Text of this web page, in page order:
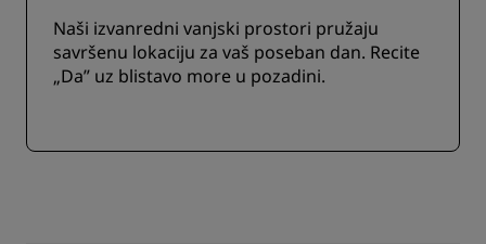
Naši izvanredni vanjski prostori pružaju
savršenu lokaciju za vaš poseban dan. Recite
„Da” uz blistavo more u pozadini.